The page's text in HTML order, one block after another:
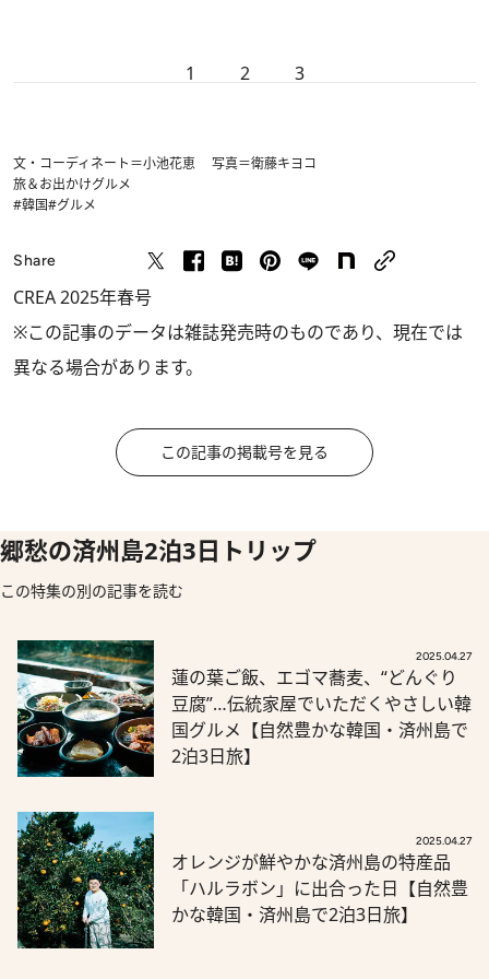
1 2 3
文・コーディネート＝小池花恵 写真＝衛藤キヨコ
旅＆お出かけグルメ
#韓国#グルメ
Share
CREA 2025年春号
※この記事のデータは雑誌発売時のものであり、現在では
異なる場合があります。
この記事の掲載号を見る
郷愁の済州島2泊3日トリップ
この特集の別の記事を読む
2025.04.27
蓮の葉ご飯、エゴマ蕎麦、“どんぐり
豆腐”…伝統家屋でいただくやさしい韓
国グルメ【自然豊かな韓国・済州島で
2泊3日旅】
2025.04.27
オレンジが鮮やかな済州島の特産品
「ハルラボン」に出合った日【自然豊
かな韓国・済州島で2泊3日旅】